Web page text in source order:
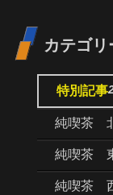
カテゴリ
特別記事
純喫茶
純喫茶
純喫茶